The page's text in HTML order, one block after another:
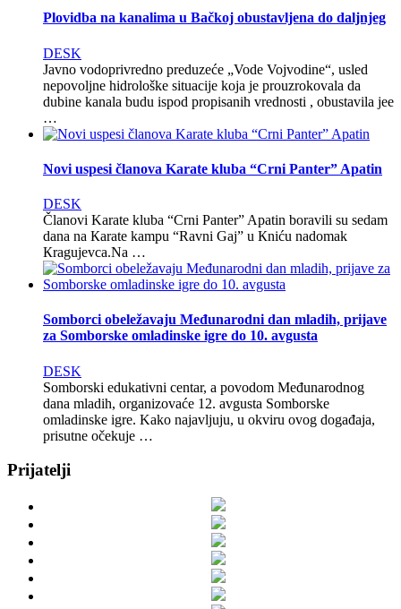
Plovidba na kanalima u Bačkoj obustavljena do daljnjeg
DESK
Javno vodoprivredno preduzeće „Vode Vojvodine“, usled
nepovoljne hidrološke situacije koja je prouzrokovala da
dubine kanala budu ispod propisanih vrednosti , obustavila jee
…
Novi uspesi članova Karate kluba “Crni Panter” Apatin
DESK
Članovi Karate kluba “Crni Panter” Apatin boravili su sedam
dana na Кarate kampu “Ravni Gaj” u Кniću nadomak
Кragujevca.Na …
Somborci obeležavaju Međunarodni dan mladih, prijave
za Somborske omladinske igre do 10. avgusta
DESK
Somborski edukativni centar, a povodom Međunarodnog
dana mladih, organizovaće 12. avgusta Somborske
omladinske igre. Kako najavljuju, u okviru ovog događaja,
prisutne očekuje …
Prijatelji